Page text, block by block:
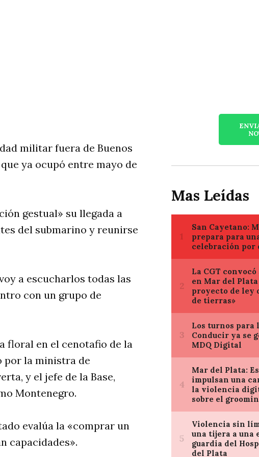
militar fuera de Buenos
ya ocupó entre mayo de
gestual» su llegada a
del submarino y reunirse
a escucharlos todas las
con un grupo de
floral en el cenotafio de la
por la ministra de
y el jefe de la Base,
Montenegro.
evalúa la «comprar un
capacidades».
Mas Leídas